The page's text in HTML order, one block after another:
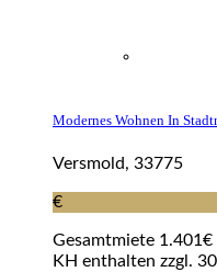
Modernes Wohnen In
Versmold, 33775
€
Gesamtmiete
KH enthalten zzgl.